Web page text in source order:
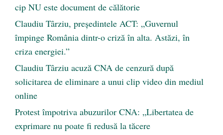
cip NU este document de călătorie
Claudiu Târziu, președintele ACT: „Guvernul
împinge România dintr-o criză în alta. Astăzi, în
criza energiei.”
Claudiu Târziu acuză CNA de cenzură după
solicitarea de eliminare a unui clip video din mediul
online
Protest împotriva abuzurilor CNA: „Libertatea de
exprimare nu poate fi redusă la tăcere